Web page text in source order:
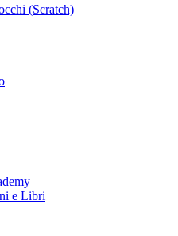
(Scratch)
e Libri